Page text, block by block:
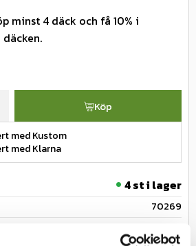
minst 4 däck och få 10% i
Köp
med Kustom
med Klarna
4 st i lager
70269